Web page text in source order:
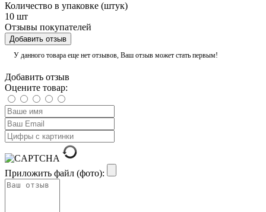
Количество в упаковке (штук)
10 шт
Отзывы покупателей
Добавить отзыв
У данного товара еще нет отзывов, Ваш отзыв может стать первым!
Добавить отзыв
Оцените товар:
Приложить файл (фото):